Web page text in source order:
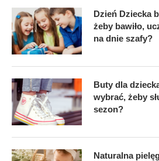
Dzień Dziecka
żeby bawiło,
na dnie szafy?
Buty dla
wybrać, żeby
sezon?
Naturalna